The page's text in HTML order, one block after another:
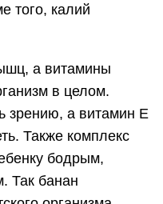
того, калий
а витамины
в целом.
зрению, а витамин Е
Также комплекс
бодрым,
Так банан